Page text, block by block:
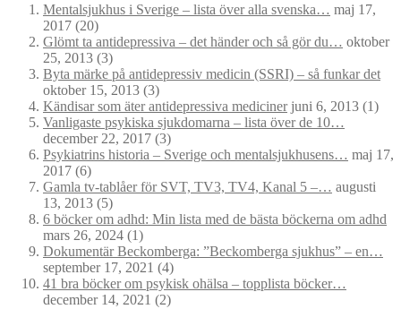
Mentalsjukhus i Sverige – lista över alla svenska… maj 17,
2017 (20)
Glömt ta antidepressiva – det händer och så gör du… oktober
25, 2013 (3)
Byta märke på antidepressiv medicin (SSRI) – så funkar det
oktober 15, 2013 (3)
Kändisar som äter antidepressiva medicinerjuni 6, 2013 (1)
Vanligaste psykiska sjukdomarna – lista över de 10…
december 22, 2017 (3)
Psykiatrins historia – Sverige och mentalsjukhusens… maj 17,
2017 (6)
Gamla tv-tablåer för SVT, TV3, TV4, Kanal 5 –… augusti
13, 2013 (5)
6 böcker om adhd: Min lista med de bästa böckerna om adhd
mars 26, 2024 (1)
Dokumentär Beckomberga: ”Beckomberga sjukhus” – en…
september 17, 2021 (4)
41 bra böcker om psykisk ohälsa – topplista böcker…
december 14, 2021 (2)